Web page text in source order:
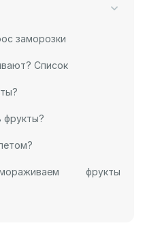
заморозки
Список
фрукты?
фрукты